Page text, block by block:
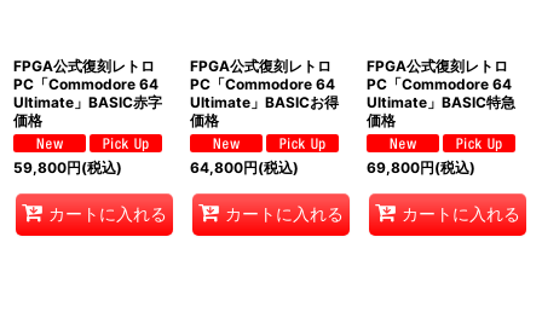
FPGA公式復刻レトロ
PC「Commodore 64
Ultimate」BASIC赤字
価格
59,800円(税込)
カートに入れる
FPGA公式復刻レトロ
PC「Commodore 64
Ultimate」BASICお得
価格
64,800円(税込)
カートに入れる
FPGA公式復刻レトロ
PC「Commodore 64
Ultimate」BASIC特急
価格
69,800円(税込)
カートに入れる